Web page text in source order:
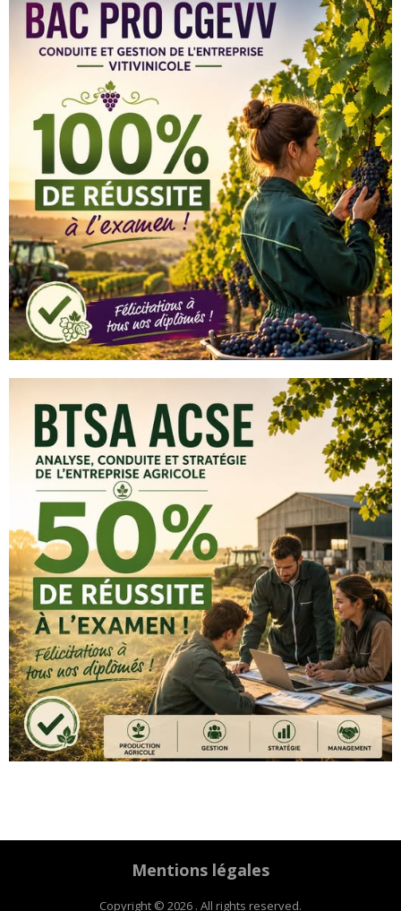
Mentions légales
Copyright © 2026 . All rights reserved.